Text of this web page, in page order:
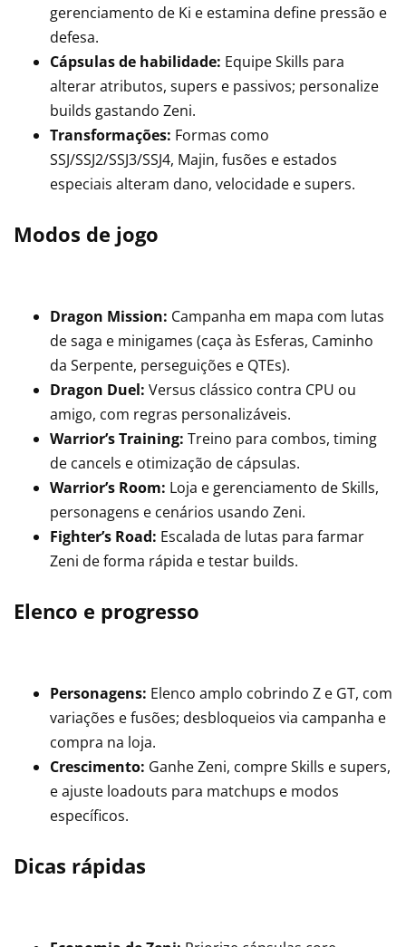
gerenciamento de Ki e estamina define pressão e
defesa.
Cápsulas de habilidade: Equipe Skills para
alterar atributos, supers e passivos; personalize
builds gastando Zeni.
Transformações: Formas como
SSJ/SSJ2/SSJ3/SSJ4, Majin, fusões e estados
especiais alteram dano, velocidade e supers.
Modos de jogo
Dragon Mission: Campanha em mapa com lutas
de saga e minigames (caça às Esferas, Caminho
da Serpente, perseguições e QTEs).
Dragon Duel: Versus clássico contra CPU ou
amigo, com regras personalizáveis.
Warrior’s Training: Treino para combos, timing
de cancels e otimização de cápsulas.
Warrior’s Room: Loja e gerenciamento de Skills,
personagens e cenários usando Zeni.
Fighter’s Road: Escalada de lutas para farmar
Zeni de forma rápida e testar builds.
Elenco e progresso
Personagens: Elenco amplo cobrindo Z e GT, com
variações e fusões; desbloqueios via campanha e
compra na loja.
Crescimento: Ganhe Zeni, compre Skills e supers,
e ajuste loadouts para matchups e modos
específicos.
Dicas rápidas